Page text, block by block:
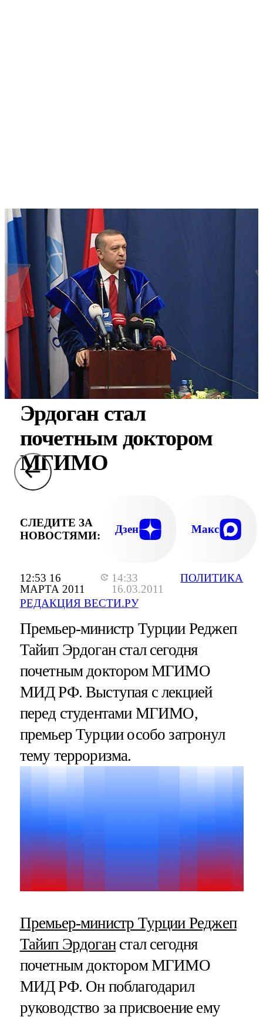
12:53 16
МАРТА 2011
14:33
16.03.2011
РЕДАКЦИЯ ВЕСТИ.РУ
ПОЛИТИКА
Эрдоган стал
почетным доктором
МГИМО
СЛЕДИТЕ ЗА
НОВОСТЯМИ:
Дзен Макс
Премьер-министр Турции Реджеп
Тайип Эрдоган стал сегодня
почетным доктором МГИМО
МИД РФ. Выступая с лекцией
перед студентами МГИМО,
премьер Турции особо затронул
тему терроризма.
Премьер-министр Турции Реджеп
Тайип Эрдоганстал сегодня
почетным доктором МГИМО
МИД РФ. Он поблагодарил
руководство за присвоение ему